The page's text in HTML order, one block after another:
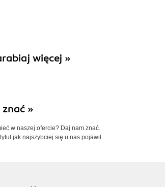
więcej »
»
w naszej ofercie? Daj nam znać.
jak najszybciej się u nas pojawił.